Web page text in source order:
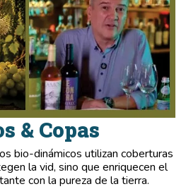
& Copas
bio-dinámicos utilizan coberturas
la vid, sino que enriquecen el
con la pureza de la tierra.